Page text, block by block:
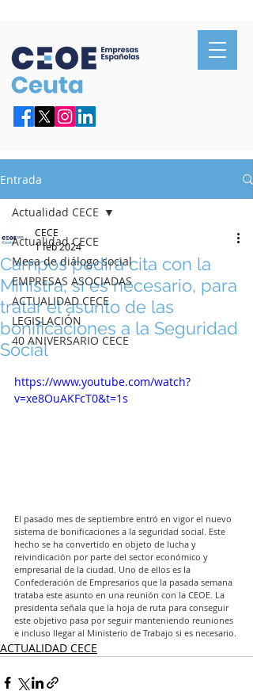
Entrada
Actualidad CECE
Mesa de diálogo social
EMPRESAS ASOCIADAS
ACTUALIDAD CECE
LEGISLACIÓN
40 ANIVERSARIO CECE
Actualidad CECE
Campos pedirá cita con la
Ministra, si es necesario, para
tratar el asunto de las
bonificaciones a la Seguridad
Social
CECE
1 feb 2024
https://www.youtube.com/watch?
v=xe8OuAKFcT0&t=1s
El pasado mes de septiembre entró en vigor el nuevo
sistema de bonificaciones a la seguridad social. Este
hecho se ha convertido en objeto de lucha y
reivindicación por parte del sector económico y
empresarial de la ciudad. Uno de ellos es la
Confederación de Empresarios que la pasada semana
trataba este asunto en una reunión con la CEOE. La
presidenta señala que la hoja de ruta para conseguir
este objetivo pasa por seguir manteniendo reuniones
e incluso llegar al Ministerio de Trabajo si es necesario.
ACTUALIDAD CECE